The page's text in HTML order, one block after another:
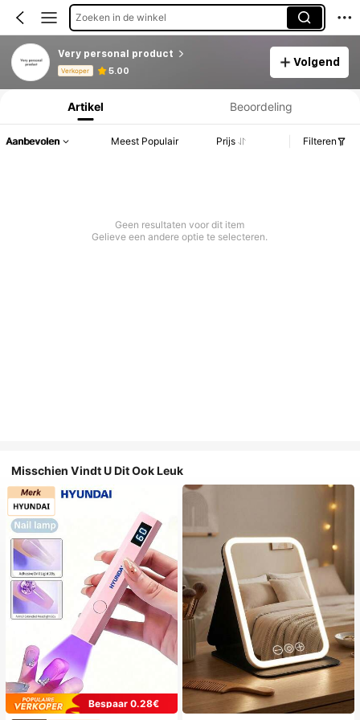
Zoeken in de winkel
Very personal product
Verkoper 5.00
Volgend
Productinformatie: Prijsopenbaring, Verkoop- en Voorraadgegevens.
Artikel Beoordeling
Aanbevolen Meest Populair Prijs Filteren
Geen resultaten voor dit item
Gelieve een andere optie te selecteren.
Misschien Vindt U Dit Ook Leuk
Bespaar 0.28€